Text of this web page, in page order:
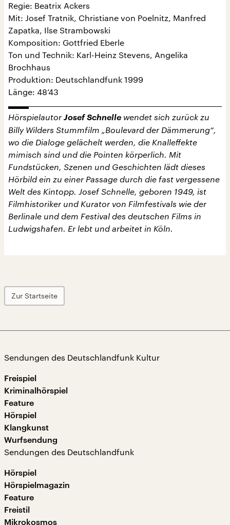
Regie: Beatrix Ackers
Mit: Josef Tratnik, Christiane von Poelnitz, Manfred
Zapatka, Ilse Strambowski
Komposition: Gottfried Eberle
Ton und Technik: Karl-Heinz Stevens, Angelika
Brochhaus
Produktion: Deutschlandfunk 1999
Länge: 48’43
Hörspielautor Josef Schnelle wendet sich zurück zu
Billy Wilders Stummfilm „Boulevard der Dämmerung“,
wo die Dialoge gelächelt werden, die Knalleffekte
mimisch sind und die Pointen körperlich. Mit
Fundstücken, Szenen und Geschichten lädt dieses
Hörbild ein zu einer Passage durch die fast vergessene
Welt des Kintopp. Josef Schnelle, geboren 1949, ist
Filmhistoriker und Kurator von Filmfestivals wie der
Berlinale und dem Festival des deutschen Films in
Ludwigshafen. Er lebt und arbeitet in Köln.
Zur Startseite
Sendungen des Deutschlandfunk Kultur
Freispiel
Kriminalhörspiel
Feature
Hörspiel
Klangkunst
Wurfsendung
Sendungen des Deutschlandfunk
Hörspiel
Hörspielmagazin
Feature
Freistil
Mikrokosmos